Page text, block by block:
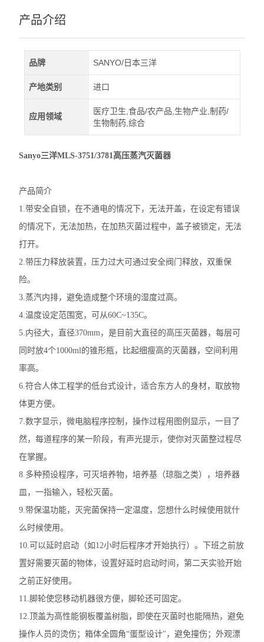
产品介绍
品牌 SANYO/日本三洋
产地类别 进口
应用领域
医疗卫生,食品/农产品,生物产业,制药/
生物制药,综合
Sanyo三洋MLS-3751/3781高压蒸汽灭菌器
产品简介
1.带安全自锁，在不通电的情况下，无法开盖，在设定有错误
的情况下，无法加热，在加热灭菌过程中，盖子被锁定，无法
打开。
2.带压力释放装置，压力过大可通过安全阀门释放，双重保
险。
3.蒸汽内排，避免造成整个环境的湿度过高。
4.温度设定范围宽，可从60C~135C。
5.内径大，直径370mm，是目前大直径的高压灭菌器，每层可
同时放4个1000ml的锥形瓶，比起细瘦高的灭菌器，空间利用
率高。
6.符合人体工程学的低台式设计，适合东方人的身材，取放物
体更方便。
7.数字显示，微电脑程序控制，操作过程用图例显示，一目了
然，每道程序的某一阶段，有声光提示，使你对灭菌整过程尽
在掌握。
8.多种预设程序，可灭培养物，培养基（琼脂之类），培养器
皿，一指输入，轻松灭菌。
9.带保温功能，灭完菌保持一定温度，您想什么时候使用就什
么时候使用。
10.可以延时启动（如12小时后程序才开始执行）。下班之前放
置好需要灭菌的物体，设置好延时启动时间，第二天实验开始
之前正好使用。
11.脚轮使您移动机器很方便，脚轮还可固定。
12.顶盖为高性能钢板覆盖树脂，即使在灭菌时也能隔热，避免
操作人员的烫伤；箱体全圆角“蛋型设计"，避免撞伤；外观漂